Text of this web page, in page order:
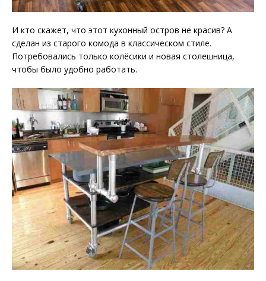
И кто скажет, что этот кухонный остров не красив? А
сделан из старого комода в классическом стиле.
Потребовались только колёсики и новая столешница,
чтобы было удобно работать.